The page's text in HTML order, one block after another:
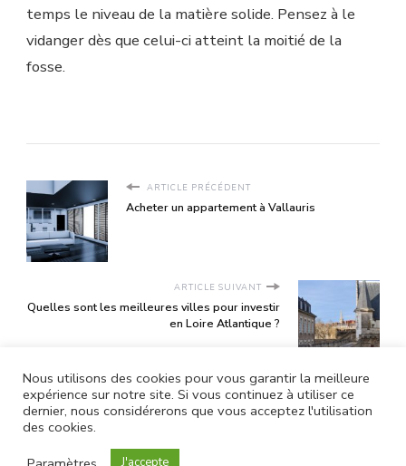
temps le niveau de la matière solide. Pensez à le
vidanger dès que celui-ci atteint la moitié de la
fosse.
ARTICLE PRÉCÉDENT
Acheter un appartement à Vallauris
ARTICLE SUIVANT
Quelles sont les meilleures villes pour investir
en Loire Atlantique ?
Nous utilisons des cookies pour vous garantir la meilleure
expérience sur notre site. Si vous continuez à utiliser ce
dernier, nous considérerons que vous acceptez l'utilisation
des cookies.
J'accepte